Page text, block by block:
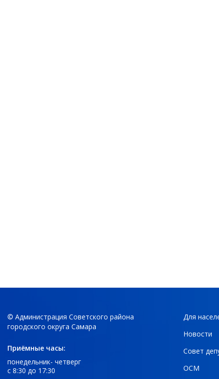
© Администрация Советского района
городского округа Самара
Приёмные часы:
понедельник- четверг
с 8:30 до 17:30
Для
Новости
Совет
ОСМ